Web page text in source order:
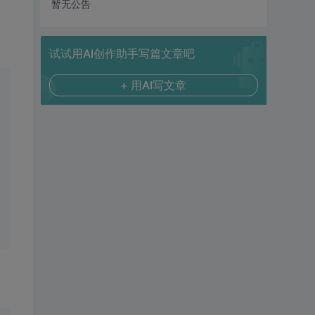
暂无公告
试试用AI创作助手写篇文章吧
+ 用AI写文章